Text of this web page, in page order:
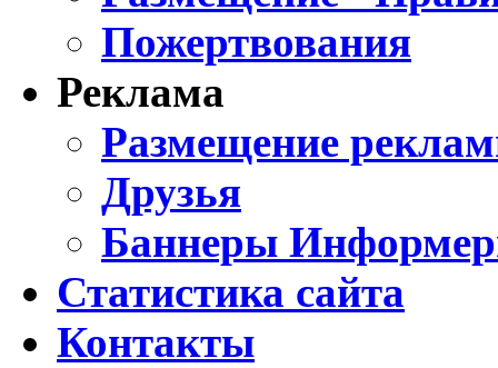
Пожертвования
Реклама
Размещение
Друзья
Баннеры
Статистика сайта
Контакты